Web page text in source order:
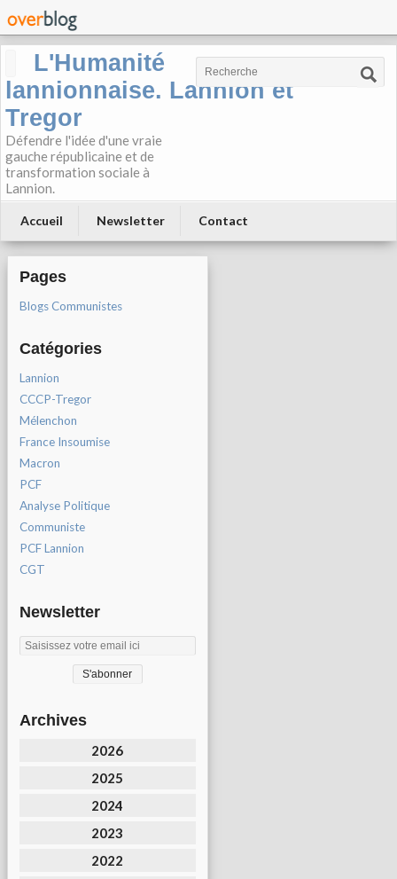
L'Humanité
lannionnaise. Lannion et
Tregor
Défendre l'idée d'une vraie
gauche républicaine et de
transformation sociale à
Lannion.
Accueil Newsletter Contact
Pages
Blogs Communistes
Catégories
Lannion
CCCP-Tregor
Mélenchon
France Insoumise
Macron
PCF
Analyse Politique
Communiste
PCF Lannion
CGT
Newsletter
Archives
2026
2025
2024
2023
2022